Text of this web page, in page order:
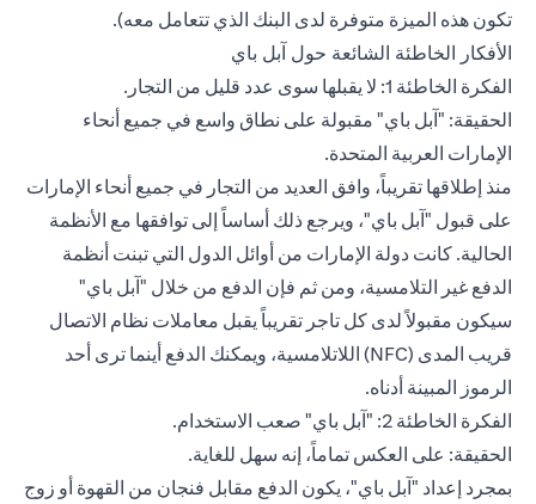
تكون هذه الميزة متوفرة لدى البنك الذي تتعامل معه).
الأفكار الخاطئة الشائعة حول آبل باي
الفكرة الخاطئة 1: لا يقبلها سوى عدد قليل من التجار.
الحقيقة: "آبل باي" مقبولة على نطاق واسع في جميع أنحاء
الإمارات العربية المتحدة.
منذ إطلاقها تقريباً، وافق العديد من التجار في جميع أنحاء الإمارات
على قبول "آبل باي"، ويرجع ذلك أساساً إلى توافقها مع الأنظمة
الحالية. كانت دولة الإمارات من أوائل الدول التي تبنت أنظمة
الدفع غير التلامسية، ومن ثم فإن الدفع من خلال "آبل باي"
سيكون مقبولاً لدى كل تاجر تقريباً يقبل معاملات نظام الاتصال
قريب المدى (NFC) اللاتلامسية، ويمكنك الدفع أينما ترى أحد
الرموز المبينة أدناه.
الفكرة الخاطئة 2: "آبل باي" صعب الاستخدام.
الحقيقة: على العكس تماماً، إنه سهل للغاية.
بمجرد إعداد "آبل باي"، يكون الدفع مقابل فنجان من القهوة أو زوج